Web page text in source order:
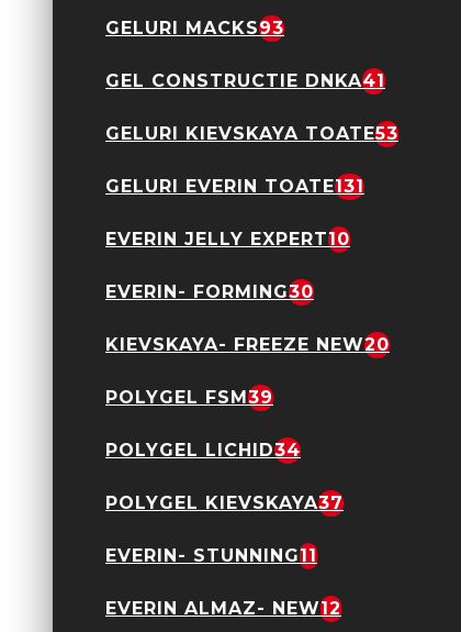
GELURI MACKS93
GEL CONSTRUCTIE DNKA41
GELURI KIEVSKAYA TOATE53
GELURI EVERIN TOATE131
EVERIN JELLY EXPERT10
EVERIN- FORMING30
KIEVSKAYA- FREEZE NEW20
POLYGEL FSM39
POLYGEL LICHID34
POLYGEL KIEVSKAYA37
EVERIN- STUNNING11
EVERIN ALMAZ- NEW12
Impins Cuticula Din
19,90 Lei
Tungsten Carbide